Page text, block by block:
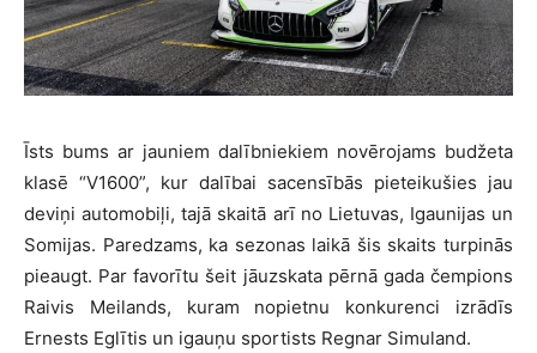
Īsts bums ar jauniem dalībniekiem novērojams budžeta
klasē “V1600”, kur dalībai sacensībās pieteikušies jau
deviņi automobiļi, tajā skaitā arī no Lietuvas, Igaunijas un
Somijas. Paredzams, ka sezonas laikā šis skaits turpinās
pieaugt. Par favorītu šeit jāuzskata pērnā gada čempions
Raivis Meilands, kuram nopietnu konkurenci izrādīs
Ernests Eglītis un igauņu sportists Regnar Simuland.